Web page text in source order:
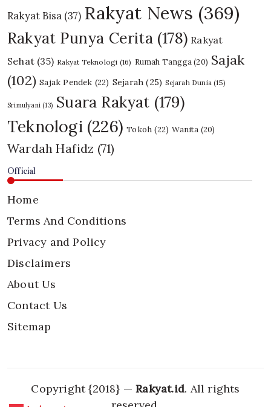
Rakyat Bisa (37) Rakyat News (369)
Rakyat Punya Cerita(178) Rakyat
Sehat (35) Rakyat Teknologi (16) Rumah Tangga(20) Sajak
(102) Sajak Pendek (22) Sejarah (25) Sejarah Dunia (15)
Srimulyani (13) Suara Rakyat (179)
Teknologi(226) Tokoh (22) Wanita (20)
Wardah Hafidz (71)
Official
Home
Terms And Conditions
Privacy and Policy
Disclaimers
About Us
Contact Us
Sitemap
Copyright {2018} —Rakyat.id. All rights